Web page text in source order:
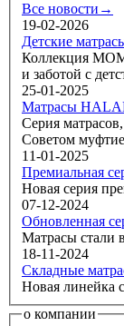
Все новости→
19-02-2026
Детские
Коллекция
и заботой с
25-01-2025
Матрасы
Серия
Советом
11-01-2025
Премиальная
Новая серия
07-12-2024
Обновленная
Матрасы стали
18-11-2024
Складные
Новая линейка
о компании